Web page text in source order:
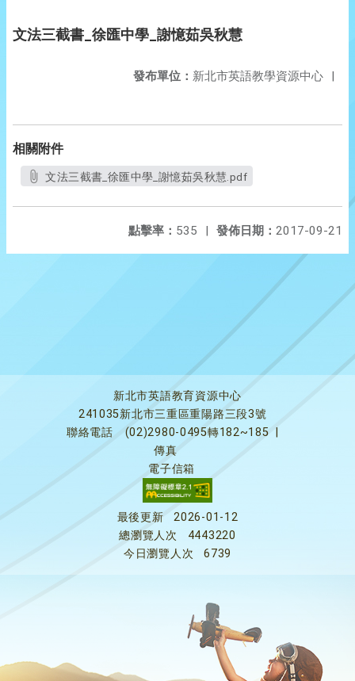
文法三截書_徐匯中學_謝憶茹吳秋慧
發布單位： 新北市英語教學資源中心 |
相關附件
文法三截書_徐匯中學_謝憶茹吳秋慧.pdf
發佈日期： 2017-09-21
點擊率： 535 |
新北市英語教育資源中心
241035新北市三重區重陽路三段3號
聯絡電話
(02)2980-0495轉182~185
傳真
電子信箱
最後更新
2026-01-12
總瀏覽人次
4443220
今日瀏覽人次
6739